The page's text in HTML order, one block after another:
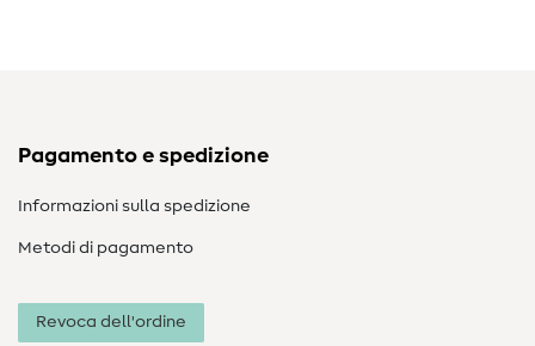
Pagamento e spedizione
Informazioni sulla spedizione
Metodi di pagamento
Revoca dell'ordine